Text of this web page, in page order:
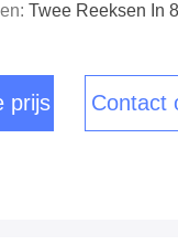
Twee Reeksen In
prijs Contact